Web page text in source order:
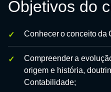
Objetivos do
Conhecer o conceito da
Compreender a
origem e história,
Contabilidade;